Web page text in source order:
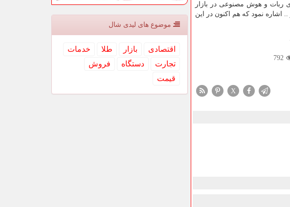
ربات و هوش مصنوعی در بازار
اشاره نمود که هم اکنون در این
792
X
موضوع های لیدی شال
اقتصادی بازار طلا
خدمات
تجارت
دستگاه
فروش
قیمت